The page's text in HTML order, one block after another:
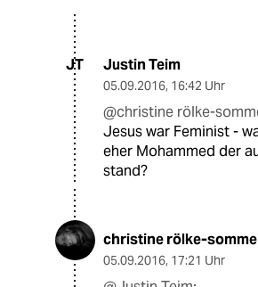
JT Justin Teim
05.09.2016, 16:42 Uhr
@christine rölke-
Jesus war Feminist -
eher Mohammed der
stand?
christine rölke-
05.09.2016, 17:21 Uhr